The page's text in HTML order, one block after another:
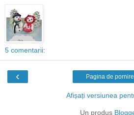
5 comentarii:
‹ Pagina de pornire
Afișați versiunea
Un produs